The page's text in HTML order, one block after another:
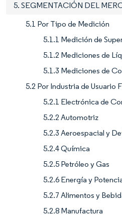
5. SEGMENTACIÓN DEL
5.1 Por Tipo de Medición
5.1.1 Medición de
5.1.2 Mediciones de
5.1.3 Mediciones de
5.2 Por Industria de Usuario
5.2.1 Electrónica de
5.2.2 Automotriz
5.2.3 Aeroespacial y
5.2.4 Química
5.2.5 Petróleo y Gas
5.2.6 Energía y
5.2.7 Alimentos y
5.2.8 Manufactura